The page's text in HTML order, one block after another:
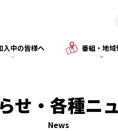
入中の皆様へ 番組・地域
せ・各種ニ
News